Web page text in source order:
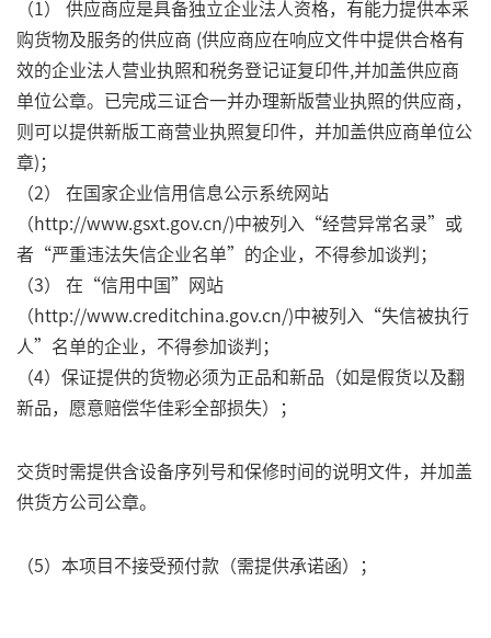
（1） 供应商应是具备独立企业法人资格，有能力提供本采
购货物及服务的供应商 (供应商应在响应文件中提供合格有
效的企业法人营业执照和税务登记证复印件,并加盖供应商
单位公章。已完成三证合一并办理新版营业执照的供应商，
则可以提供新版工商营业执照复印件，并加盖供应商单位公
章)；
（2） 在国家企业信用信息公示系统网站
（http://www.gsxt.gov.cn/)中被列入“经营异常名录”或
者“严重违法失信企业名单”的企业，不得参加谈判；
（3） 在“信用中国”网站
（http://www.creditchina.gov.cn/)中被列入“失信被执行
人”名单的企业，不得参加谈判；
（4）保证提供的货物必须为正品和新品（如是假货以及翻
新品，愿意赔偿华佳彩全部损失）；
交货时需提供含设备序列号和保修时间的说明文件，并加盖
供货方公司公章。
（5）本项目不接受预付款（需提供承诺函）；